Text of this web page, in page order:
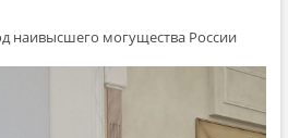
наивысшего могущества России